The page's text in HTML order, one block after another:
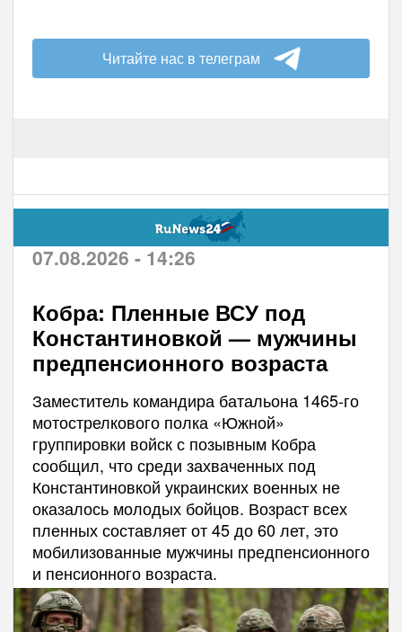
Читайте нас в телеграм
07.08.2026 - 14:26
Кобра: Пленные ВСУ под
Константиновкой — мужчины
предпенсионного возраста
Заместитель командира батальона 1465-го
мотострелкового полка «Южной»
группировки войск с позывным Кобра
сообщил, что среди захваченных под
Константиновкой украинских военных не
оказалось молодых бойцов. Возраст всех
пленных составляет от 45 до 60 лет, это
мобилизованные мужчины предпенсионного
и пенсионного возраста.